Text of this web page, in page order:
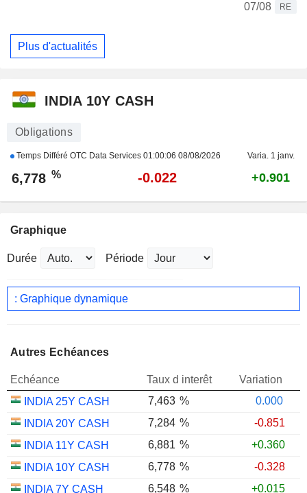
07/08
RE
Plus d'actualités
INDIA 10Y CASH
Obligations
Temps Différé OTC Data Services 01:00:06 08/08/2026 Varia. 1 janv.
6,778 % -0.022 +0.901
Graphique
Durée Période
: Graphique dynamique
Autres Echéances
Echéance Taux d interêt
Variation
INDIA 25Y CASH
7,463 %
0.000
INDIA 20Y CASH
7,284 %
-0.851
INDIA 11Y CASH
6,881 %
+0.360
INDIA 10Y CASH
6,778 %
-0.328
INDIA 7Y CASH
6,548 % +0.015